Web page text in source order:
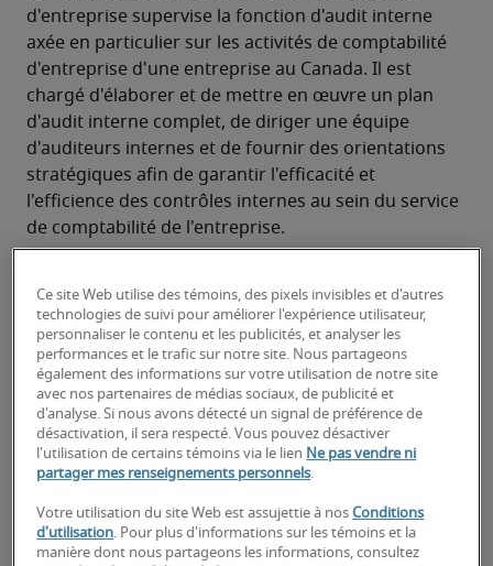
d'entreprise supervise la fonction d'audit interne
axée en particulier sur les activités de comptabilité
d'entreprise d'une entreprise au Canada. Il est
chargé d'élaborer et de mettre en œuvre un plan
d'audit interne complet, de diriger une équipe
d'auditeurs internes et de fournir des orientations
stratégiques afin de garantir l'efficacité et
l'efficience des contrôles internes au sein du service
de comptabilité de l'entreprise.
Responsabilités typiques d'un
directeur de l'audit interne —
comptabilité corporative :
Jouer un rôle de premier plan dans l'élaboration
de la stratégie globale d'audit interne, en
l'alignant sur les risques organisationnels et les
priorités comptables de l'entreprise.
Diriger, motiver et développer une équipe
d'auditeurs internes, en assignant des projets
d'audit et en fournissant des instructions, un
Ce site Web utilise des témoins, des pixels invisibles et d'autres
technologies de suivi pour améliorer l'expérience utilisateur,
personnaliser le contenu et les publicités, et analyser les
performances et le trafic sur notre site. Nous partageons
également des informations sur votre utilisation de notre site
avec nos partenaires de médias sociaux, de publicité et
d'analyse. Si nous avons détecté un signal de préférence de
désactivation, il sera respecté. Vous pouvez désactiver
l'utilisation de certains témoins via le lien Ne pas vendre ni
partager mes renseignements personnels.
Votre utilisation du site Web est assujettie à nosConditions
d'utilisation. Pour plus d'informations sur les témoins et la
manière dont nous partageons les informations, consultez